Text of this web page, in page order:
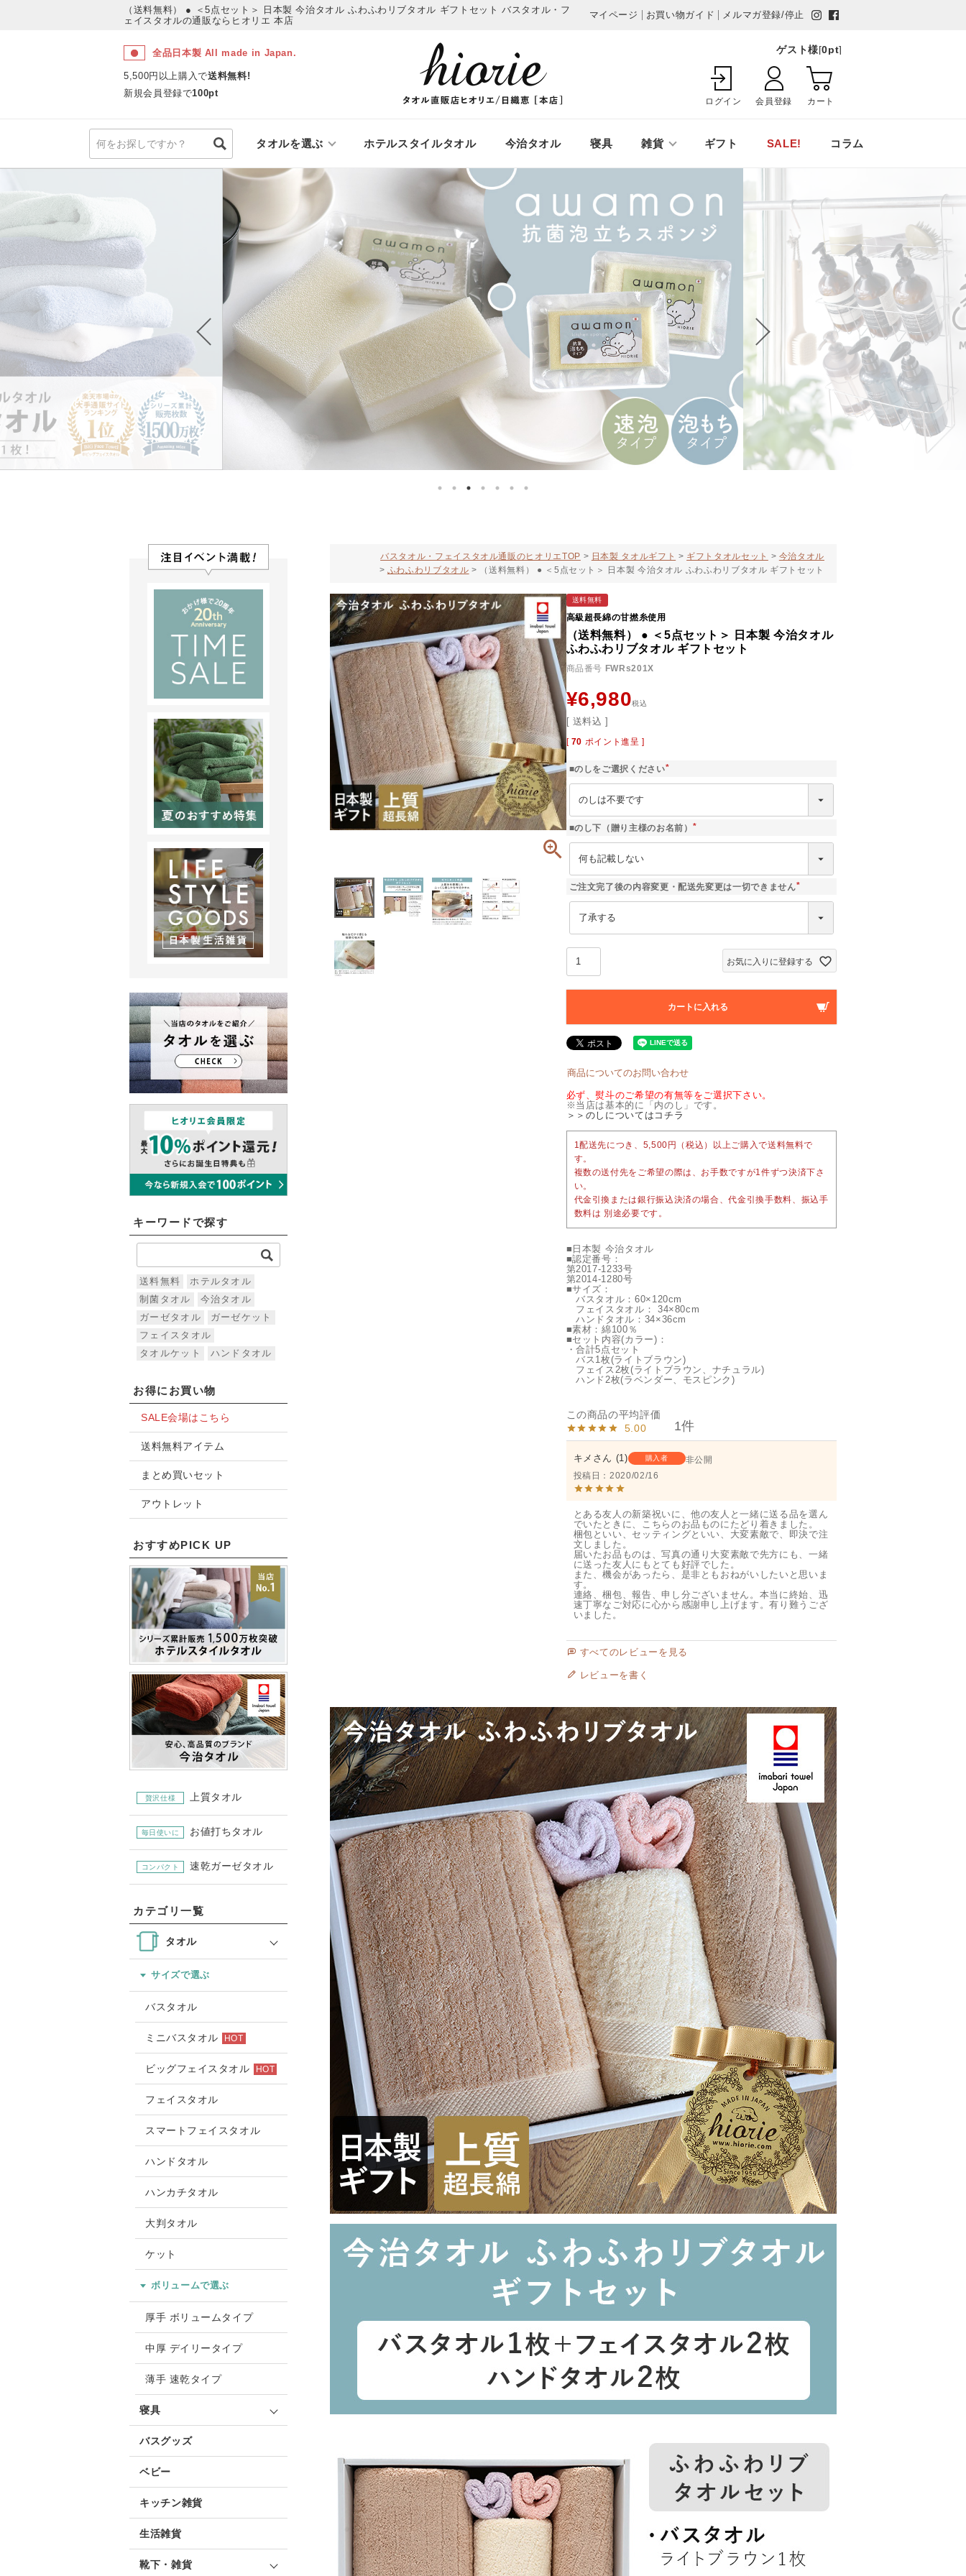
（送料無料） ● ＜5点セット＞ 日本製 今治タオル ふわふわリブタオル ギフトセットバスタオル・フ
ェイスタオルの通販ならヒオリエ 本店
マイページ お買い物ガイド メルマガ登録/停止
全品日本製 All made in Japan.
5,500円以上購入で送料無料!
新規会員登録で100pt
ゲスト様[0pt]
ログイン 会員登録 カート
タオルを選ぶ ホテルスタイルタオル 今治タオル 寝具 雑貨 ギフト SALE! コラム
キーワードで探す
送料無料
ホテルタオル
制菌タオル
今治タオル
ガーゼタオル
ガーゼケット
フェイスタオル
タオルケット
ハンドタオル
お得にお買い物
SALE会場はこちら
送料無料アイテム
まとめ買いセット
アウトレット
おすすめPICK UP
贅沢仕様 上質タオル
毎日使いに お値打ちタオル
コンパクト 速乾ガーゼタオル
カテゴリ一覧
タオル
サイズで選ぶ
バスタオル
ミニバスタオル HOT
ビッグフェイスタオル HOT
フェイスタオル
スマートフェイスタオル
ハンドタオル
ハンカチタオル
大判タオル
ケット
ボリュームで選ぶ
厚手 ボリュームタイプ
中厚 デイリータイプ
薄手 速乾タイプ
寝具
バスグッズ
ベビー
キッチン雑貨
生活雑貨
靴下・雑貨
バスタオル・フェイスタオル通販のヒオリエTOP 日本製 タオルギフト ギフトタオルセット
今治タオル
ふわふわリブタオル
（送料無料） ● ＜5点セット＞ 日本製 今治タオル ふわふわリブタオル ギフトセット
送料無料
高級超長綿の甘撚糸使用
（送料無料） ● ＜5点セット＞ 日本製 今治タオル
ふわふわリブタオル ギフトセット
商品番号 FWRs201X
¥6,980税込
送料込
[ 70 ポイント進呈 ]
■のしをご選択ください
必
■のし下（贈り主様のお名前）
必
ご注文完了後の内容変更・配送先変更は一切できません
必
お気に入りに登録する
カートに入れる
商品についてのお問い合わせ
必ず、熨斗のご希望の有無等をご選択下さい。
※当店は基本的に「内のし」です。
＞＞のしについてはコチラ
1配送先につき、5,500円（税込）以上ご購入で送料無料で
す。
複数の送付先をご希望の際は、お手数ですが1件ずつ決済下さ
い。
代金引換または銀行振込決済の場合、代金引換手数料、振込手
数料は 別途必要です。
■日本製 今治タオル
■認定番号：
第2017-1233号
第2014-1280号
■サイズ：
バスタオル：60×120cm
フェイスタオル： 34×80cm
ハンドタオル：34×36cm
■素材：綿100％
■セット内容(カラー)：
・合計5点セット
バス1枚(ライトブラウン)
フェイス2枚(ライトブラウン、ナチュラル)
ハンド2枚(ラベンダー、モスピンク)
5.00 1
キメ 1 購入者
非公開
投稿日
2020/02/16
とある友人の新築祝いに、他の友人と一緒に送る品を選ん
でいたときに、こちらのお品ものにたどり着きました。
梱包といい、セッティングといい、大変素敵で、即決で注
文しました。
届いたお品ものは、写真の通り大変素敵で先方にも、一緒
に送った友人にもとても好評でした。
また、機会があったら、是非ともおねがいしたいと思いま
す。
連絡、梱包、報告、申し分ございません。本当に終始、迅
速丁寧なご対応に心から感謝申し上げます。有り難うござ
いました。
すべてのレビューを見る
レビューを書く